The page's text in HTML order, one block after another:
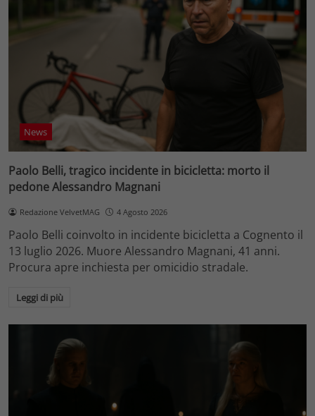
News
Paolo Belli, tragico incidente in bicicletta: morto il
pedone Alessandro Magnani
Redazione VelvetMAG 4 Agosto 2026
Paolo Belli coinvolto in incidente bicicletta a Cognento il
13 luglio 2026. Muore Alessandro Magnani, 41 anni.
Procura apre inchiesta per omicidio stradale.
Leggi di più